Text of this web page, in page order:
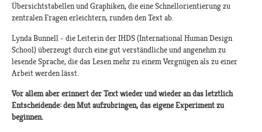
Übersichtstabellen und Graphiken, die eine Schnellorientierung zu
zentralen Fragen erleichtern, runden den Text ab.
Lynda Bunnell - die Leiterin der IHDS (International Human Design
School) überzeugt durch eine gut verständliche und angenehm zu
lesende Sprache, die das Lesen mehr zu einem Vergnügen als zu einer
Arbeit werden lässt.
Vor allem aber erinnert der Text wieder und wieder an das letztlich
Entscheidende: den Mut aufzubringen, das eigene Experiment zu
beginnen.